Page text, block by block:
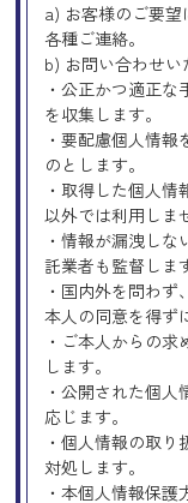
a) お客様のご要
各種ご連絡。
b) お問い合わせ
・公正かつ適正
を収集します。
・要配慮個人情
のとします。
・取得した個人
以外では利用しま
・情報が漏洩し
託業者も監督しま
・国内外を問わ
本人の同意を得ず
・ご本人からの
します。
・公開された個
応じます。
・個人情報の取
対処します。
・本個人情報保